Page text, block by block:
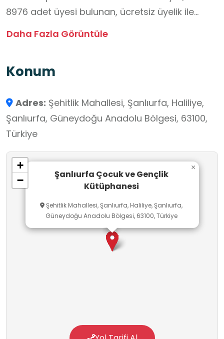
8976 adet üyesi bulunan, ücretsiz üyelik ile
birlikte 15 gün süreyle ödünç kitap hizmeti
bağlı birimidir.
Daha Fazla Görüntüle
Konum
Adres: Şehitlik Mahallesi, Şanlıurfa, Haliliye,
Şanlıurfa, Güneydoğu Anadolu Bölgesi, 63100,
Türkiye
Şanlıurfa Çocuk ve Gençlik
Kütüphanesi
Şehitlik Mahallesi, Şanlıurfa, Haliliye, Şanlıurfa,
Güneydoğu Anadolu Bölgesi, 63100, Türkiye
×
+
−